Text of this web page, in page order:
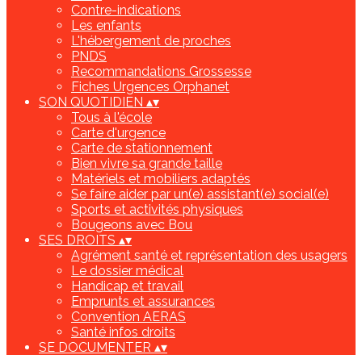
Contre-indications
Les enfants
L'hébergement de proches
PNDS
Recommandations Grossesse
Fiches Urgences Orphanet
SON QUOTIDIEN ▴▾
Tous à l'école
Carte d'urgence
Carte de stationnement
Bien vivre sa grande taille
Matériels et mobiliers adaptés
Se faire aider par un(e) assistant(e) social(e)
Sports et activités physiques
Bougeons avec Bou
SES DROITS ▴▾
Agrément santé et représentation des usagers
Le dossier médical
Handicap et travail
Emprunts et assurances
Convention AERAS
Santé infos droits
SE DOCUMENTER ▴▾